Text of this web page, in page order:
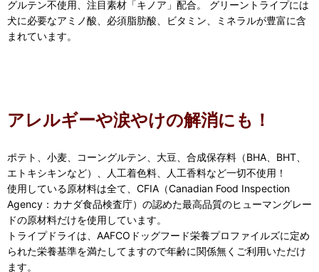
グルテン不使用、注目素材「キノア」配合。 グリーントライプには
犬に必要なアミノ酸、必須脂肪酸、ビタミン、ミネラルが豊富に含
まれています。
アレルギーや涙やけの解消にも！
ポテト、小麦、コーングルテン、大豆、合成保存料（BHA、BHT、
エトキシキンなど）、人工着色料、人工香料など一切不使用！
使用している原材料は全て、CFIA（Canadian Food Inspection
Agency：カナダ食品検査庁）の認めた最高品質のヒューマングレー
ドの原材料だけを使用しています。
トライプドライは、AAFCOドッグフード栄養プロファイルズに定め
られた栄養基準を満たしてますので年齢に関係無くご利用いただけ
ます。